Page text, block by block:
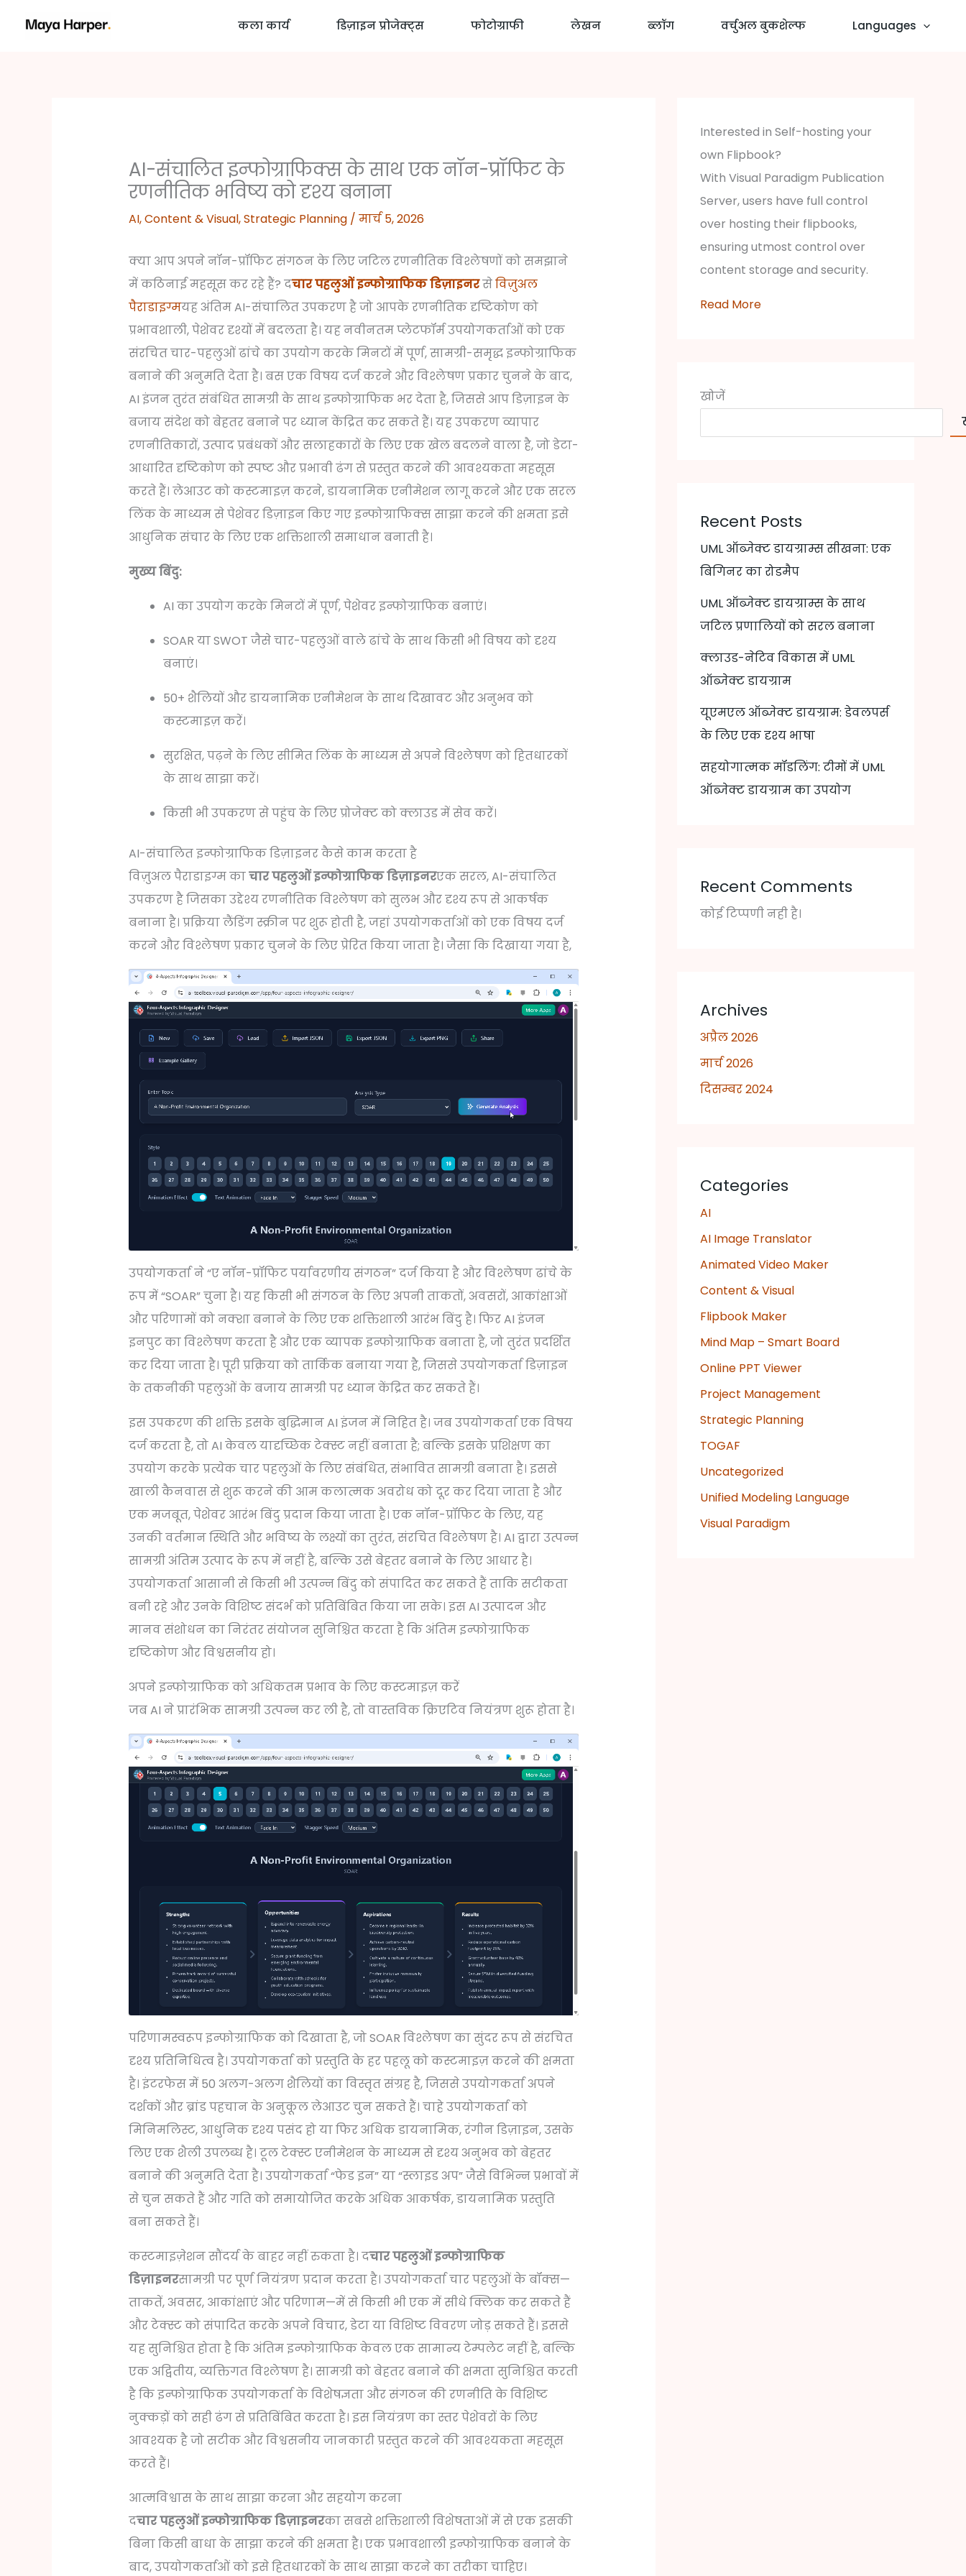
कला कार्य डिज़ाइन प्रोजेक्ट्स फोटोग्राफी लेखन ब्लॉग वर्चुअल बुकशेल्फ Languages
AI-संचालित इन्फोग्राफिक्स के साथ एक नॉन-प्रॉफिट के
रणनीतिक भविष्य को दृश्य बनाना
AI,Content & Visual,Strategic Planning/ मार्च 5, 2026
क्या आप अपने नॉन-प्रॉफिट संगठन के लिए जटिल रणनीतिक विश्लेषणों को समझाने
में कठिनाई महसूस कर रहे हैं? दचार पहलुओं इन्फोग्राफिक डिज़ाइनरसेविज़ुअल
पैराडाइग्मयह अंतिम AI-संचालित उपकरण है जो आपके रणनीतिक दृष्टिकोण को
प्रभावशाली, पेशेवर दृश्यों में बदलता है। यह नवीनतम प्लेटफॉर्म उपयोगकर्ताओं को एक
संरचित चार-पहलुओं ढांचे का उपयोग करके मिनटों में पूर्ण, सामग्री-समृद्ध इन्फोग्राफिक
बनाने की अनुमति देता है। बस एक विषय दर्ज करने और विश्लेषण प्रकार चुनने के बाद,
AI इंजन तुरंत संबंधित सामग्री के साथ इन्फोग्राफिक भर देता है, जिससे आप डिज़ाइन के
बजाय संदेश को बेहतर बनाने पर ध्यान केंद्रित कर सकते हैं। यह उपकरण व्यापार
रणनीतिकारों, उत्पाद प्रबंधकों और सलाहकारों के लिए एक खेल बदलने वाला है, जो डेटा-
आधारित दृष्टिकोण को स्पष्ट और प्रभावी ढंग से प्रस्तुत करने की आवश्यकता महसूस
करते हैं। लेआउट को कस्टमाइज़ करने, डायनामिक एनीमेशन लागू करने और एक सरल
लिंक के माध्यम से पेशेवर डिज़ाइन किए गए इन्फोग्राफिक्स साझा करने की क्षमता इसे
आधुनिक संचार के लिए एक शक्तिशाली समाधान बनाती है।
मुख्य बिंदु:
AI का उपयोग करके मिनटों में पूर्ण, पेशेवर इन्फोग्राफिक बनाएं।
SOAR या SWOT जैसे चार-पहलुओं वाले ढांचे के साथ किसी भी विषय को दृश्य
बनाएं।
50+ शैलियों और डायनामिक एनीमेशन के साथ दिखावट और अनुभव को
कस्टमाइज़ करें।
सुरक्षित, पढ़ने के लिए सीमित लिंक के माध्यम से अपने विश्लेषण को हितधारकों
के साथ साझा करें।
किसी भी उपकरण से पहुंच के लिए प्रोजेक्ट को क्लाउड में सेव करें।
AI-संचालित इन्फोग्राफिक डिज़ाइनर कैसे काम करता है
विज़ुअल पैराडाइग्म काचार पहलुओं इन्फोग्राफिक डिज़ाइनरएक सरल, AI-संचालित
उपकरण है जिसका उद्देश्य रणनीतिक विश्लेषण को सुलभ और दृश्य रूप से आकर्षक
बनाना है। प्रक्रिया लैंडिंग स्क्रीन पर शुरू होती है, जहां उपयोगकर्ताओं को एक विषय दर्ज
करने और विश्लेषण प्रकार चुनने के लिए प्रेरित किया जाता है। जैसा कि दिखाया गया है,
उपयोगकर्ता ने “ए नॉन-प्रॉफिट पर्यावरणीय संगठन” दर्ज किया है और विश्लेषण ढांचे के
रूप में “SOAR” चुना है। यह किसी भी संगठन के लिए अपनी ताकतों, अवसरों, आकांक्षाओं
और परिणामों को नक्शा बनाने के लिए एक शक्तिशाली आरंभ बिंदु है। फिर AI इंजन
इनपुट का विश्लेषण करता है और एक व्यापक इन्फोग्राफिक बनाता है, जो तुरंत प्रदर्शित
कर दिया जाता है। पूरी प्रक्रिया को तार्किक बनाया गया है, जिससे उपयोगकर्ता डिज़ाइन
के तकनीकी पहलुओं के बजाय सामग्री पर ध्यान केंद्रित कर सकते हैं।
इस उपकरण की शक्ति इसके बुद्धिमान AI इंजन में निहित है। जब उपयोगकर्ता एक विषय
दर्ज करता है, तो AI केवल यादृच्छिक टेक्स्ट नहीं बनाता है; बल्कि इसके प्रशिक्षण का
उपयोग करके प्रत्येक चार पहलुओं के लिए संबंधित, संभावित सामग्री बनाता है। इससे
खाली कैनवास से शुरू करने की आम कलात्मक अवरोध को दूर कर दिया जाता है और
एक मजबूत, पेशेवर आरंभ बिंदु प्रदान किया जाता है। एक नॉन-प्रॉफिट के लिए, यह
उनकी वर्तमान स्थिति और भविष्य के लक्ष्यों का तुरंत, संरचित विश्लेषण है। AI द्वारा उत्पन्न
सामग्री अंतिम उत्पाद के रूप में नहीं है, बल्कि उसे बेहतर बनाने के लिए आधार है।
उपयोगकर्ता आसानी से किसी भी उत्पन्न बिंदु को संपादित कर सकते हैं ताकि सटीकता
बनी रहे और उनके विशिष्ट संदर्भ को प्रतिबिंबित किया जा सके। इस AI उत्पादन और
मानव संशोधन का निरंतर संयोजन सुनिश्चित करता है कि अंतिम इन्फोग्राफिक
दृष्टिकोण और विश्वसनीय हो।
अपने इन्फोग्राफिक को अधिकतम प्रभाव के लिए कस्टमाइज़ करें
जब AI ने प्रारंभिक सामग्री उत्पन्न कर ली है, तो वास्तविक क्रिएटिव नियंत्रण शुरू होता है।
परिणामस्वरूप इन्फोग्राफिक को दिखाता है, जो SOAR विश्लेषण का सुंदर रूप से संरचित
दृश्य प्रतिनिधित्व है। उपयोगकर्ता को प्रस्तुति के हर पहलू को कस्टमाइज़ करने की क्षमता
है। इंटरफेस में 50 अलग-अलग शैलियों का विस्तृत संग्रह है, जिससे उपयोगकर्ता अपने
दर्शकों और ब्रांड पहचान के अनुकूल लेआउट चुन सकते हैं। चाहे उपयोगकर्ता को
मिनिमलिस्ट, आधुनिक दृश्य पसंद हो या फिर अधिक डायनामिक, रंगीन डिज़ाइन, उसके
लिए एक शैली उपलब्ध है। टूल टेक्स्ट एनीमेशन के माध्यम से दृश्य अनुभव को बेहतर
बनाने की अनुमति देता है। उपयोगकर्ता “फेड इन” या “स्लाइड अप” जैसे विभिन्न प्रभावों में
से चुन सकते हैं और गति को समायोजित करके अधिक आकर्षक, डायनामिक प्रस्तुति
बना सकते हैं।
कस्टमाइज़ेशन सौंदर्य के बाहर नहीं रुकता है। दचार पहलुओं इन्फोग्राफिक
डिज़ाइनरसामग्री पर पूर्ण नियंत्रण प्रदान करता है। उपयोगकर्ता चार पहलुओं के बॉक्स—
ताकतें, अवसर, आकांक्षाएं और परिणाम—में से किसी भी एक में सीधे क्लिक कर सकते हैं
और टेक्स्ट को संपादित करके अपने विचार, डेटा या विशिष्ट विवरण जोड़ सकते हैं। इससे
यह सुनिश्चित होता है कि अंतिम इन्फोग्राफिक केवल एक सामान्य टेम्पलेट नहीं है, बल्कि
एक अद्वितीय, व्यक्तिगत विश्लेषण है। सामग्री को बेहतर बनाने की क्षमता सुनिश्चित करती
है कि इन्फोग्राफिक उपयोगकर्ता के विशेषज्ञता और संगठन की रणनीति के विशिष्ट
नुक्कड़ों को सही ढंग से प्रतिबिंबित करता है। इस नियंत्रण का स्तर पेशेवरों के लिए
आवश्यक है जो सटीक और विश्वसनीय जानकारी प्रस्तुत करने की आवश्यकता महसूस
करते हैं।
आत्मविश्वास के साथ साझा करना और सहयोग करना
दचार पहलुओं इन्फोग्राफिक डिज़ाइनरका सबसे शक्तिशाली विशेषताओं में से एक इसकी
बिना किसी बाधा के साझा करने की क्षमता है। एक प्रभावशाली इन्फोग्राफिक बनाने के
बाद, उपयोगकर्ताओं को इसे हितधारकों के साथ साझा करने का तरीका चाहिए।
Interested in Self-hosting your
own Flipbook?
With Visual Paradigm Publication
Server, users have full control
over hosting their flipbooks,
ensuring utmost control over
content storage and security.
Read More
खोजें
Recent Posts
UML ऑब्जेक्ट डायग्राम्स सीखना: एक
बिगिनर का रोडमैप
UML ऑब्जेक्ट डायग्राम्स के साथ
जटिल प्रणालियों को सरल बनाना
क्लाउड-नेटिव विकास में UML
ऑब्जेक्ट डायग्राम
यूएमएल ऑब्जेक्ट डायग्राम: डेवलपर्स
के लिए एक दृश्य भाषा
सहयोगात्मक मॉडलिंग: टीमों में UML
ऑब्जेक्ट डायग्राम का उपयोग
Recent Comments
कोई टिप्पणी नही है।
Archives
अप्रैल 2026
मार्च 2026
दिसम्बर 2024
Categories
AI
AI Image Translator
Animated Video Maker
Content & Visual
Flipbook Maker
Mind Map – Smart Board
Online PPT Viewer
Project Management
Strategic Planning
TOGAF
Uncategorized
Unified Modeling Language
Visual Paradigm